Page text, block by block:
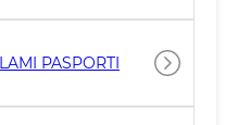
PASPORTI